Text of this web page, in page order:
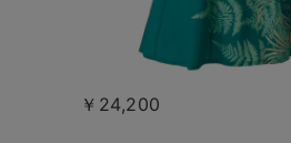
￥24,200